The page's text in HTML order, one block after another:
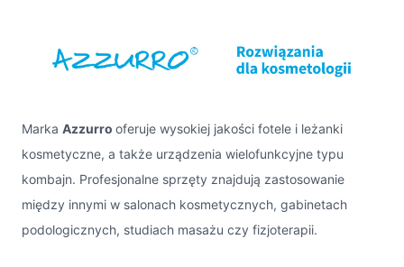
Marka Azzurro oferuje wysokiej jakości fotele i leżanki
kosmetyczne, a także urządzenia wielofunkcyjne typu
kombajn. Profesjonalne sprzęty znajdują zastosowanie
między innymi w salonach kosmetycznych, gabinetach
podologicznych, studiach masażu czy fizjoterapii.